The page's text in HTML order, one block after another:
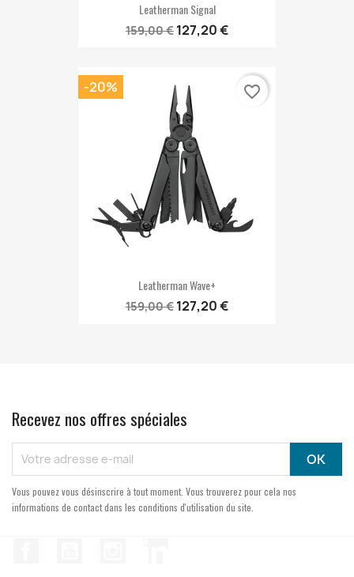
Leatherman Signal
159,00 € 127,20 €
Leatherman Wave+
159,00 € 127,20 €
-20% favorite_border
Recevez nos offres spéciales
Vous pouvez vous désinscrire à tout moment. Vous trouverez pour cela nos
informations de contact dans les conditions d'utilisation du site.